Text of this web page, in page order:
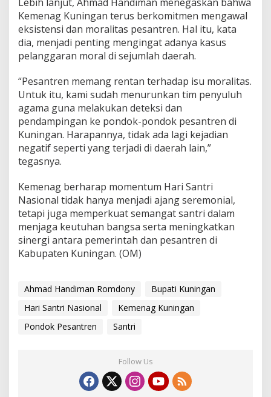
Kemenag Kuningan terus berkomitmen mengawal
eksistensi dan moralitas pesantren. Hal itu, kata
dia, menjadi penting mengingat adanya kasus
pelanggaran moral di sejumlah daerah.
“Pesantren memang rentan terhadap isu moralitas.
Untuk itu, kami sudah menurunkan tim penyuluh
agama guna melakukan deteksi dan
pendampingan ke pondok-pondok pesantren di
Kuningan. Harapannya, tidak ada lagi kejadian
negatif seperti yang terjadi di daerah lain,”
tegasnya.
Kemenag berharap momentum Hari Santri
Nasional tidak hanya menjadi ajang seremonial,
tetapi juga memperkuat semangat santri dalam
menjaga keutuhan bangsa serta meningkatkan
sinergi antara pemerintah dan pesantren di
Kabupaten Kuningan. (OM)
Ahmad Handiman Romdony
Bupati Kuningan
Hari Santri Nasional
Kemenag Kuningan
Pondok Pesantren
Santri
Follow Us